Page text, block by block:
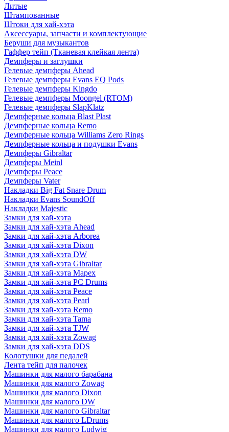
Литые
Штампованные
Штоки для хай-хэта
Аксессуары, запчасти и комплектующие
Беруши для музыкантов
Гаффер тейп (Тканевая клейкая лента)
Демпферы и заглушки
Гелевые демпферы Ahead
Гелевые демпферы Evans EQ Pods
Гелевые демпферы Kingdo
Гелевые демпферы Moongel (RTOM)
Гелевые демпферы SlapKlatz
Демпферные кольца Blast Plast
Демпферные кольца Remo
Демпферные кольца Williams Zero Rings
Демпферные кольца и подушки Evans
Демпферы Gibraltar
Демпферы Meinl
Демпферы Peace
Демпферы Vater
Накладки Big Fat Snare Drum
Накладки Evans SoundOff
Накладки Majestic
Замки для хай-хэта
Замки для хай-хэта Ahead
Замки для хай-хэта Arborea
Замки для хай-хэта Dixon
Замки для хай-хэта DW
Замки для хай-хэта Gibraltar
Замки для хай-хэта Mapex
Замки для хай-хэта PC Drums
Замки для хай-хэта Peace
Замки для хай-хэта Pearl
Замки для хай-хэта Remo
Замки для хай-хэта Tama
Замки для хай-хэта TJW
Замки для хай-хэта Zowag
Замки для хай-хэта DDS
Колотушки для педалей
Лента тейп для палочек
Машинки для малого барабана
Машинки для малого Zowag
Машинки для малого Dixon
Машинки для малого DW
Машинки для малого Gibraltar
Машинки для малого LDrums
Машинки для малого Ludwig